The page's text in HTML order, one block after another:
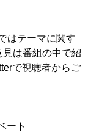
はテーマに関す
は番組の中で紹
で視聴者からご
ート